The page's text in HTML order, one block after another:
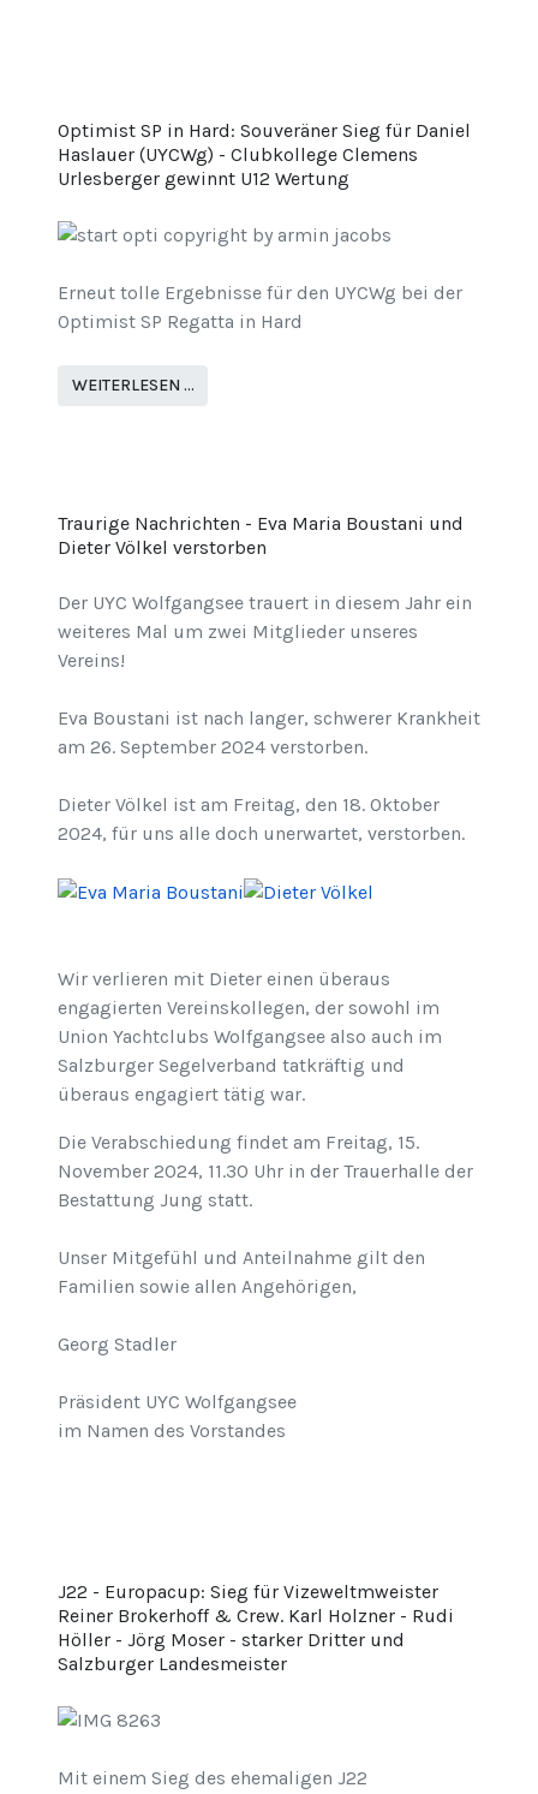
Optimist SP in Hard: Souveräner Sieg für Daniel
Haslauer (UYCWg) - Clubkollege Clemens
Urlesberger gewinnt U12 Wertung
Erneut tolle Ergebnisse für den UYCWg bei der
Optimist SP Regatta in Hard
WEITERLESEN …
Traurige Nachrichten - Eva Maria Boustani und
Dieter Völkel verstorben
Der UYC Wolfgangsee trauert in diesem Jahr ein
weiteres Mal um zwei Mitglieder unseres
Vereins!
Eva Boustani ist nach langer, schwerer Krankheit
am 26. September 2024 verstorben.
Dieter Völkel ist am Freitag, den 18. Oktober
2024, für uns alle doch unerwartet, verstorben.
Wir verlieren mit Dieter einen überaus
engagierten Vereinskollegen, der sowohl im
Union Yachtclubs Wolfgangsee also auch im
Salzburger Segelverband tatkräftig und
überaus engagiert tätig war.
Die Verabschiedung findet am Freitag, 15.
November 2024, 11.30 Uhr in der Trauerhalle der
Bestattung Jung statt.
Unser Mitgefühl und Anteilnahme gilt den
Familien sowie allen Angehörigen,
Georg Stadler
Präsident UYC Wolfgangsee
im Namen des Vorstandes
J22 - Europacup: Sieg für Vizeweltmweister
Reiner Brokerhoff & Crew. Karl Holzner - Rudi
Höller - Jörg Moser - starker Dritter und
Salzburger Landesmeister
Mit einem Sieg des ehemaligen J22